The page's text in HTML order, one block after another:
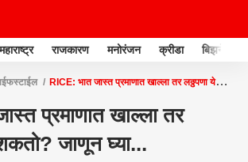
महाराष्ट्र राजकारण मनोरंजन क्रीडा बिझनेस
RICE: भात जास्त प्रमाणात खाल्ला तर लठ्ठपणा येऊ
प्रमाणात खाल्ला तर
जाणून घ्या...